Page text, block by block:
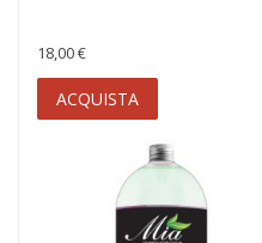
18,00 €
ACQUISTA